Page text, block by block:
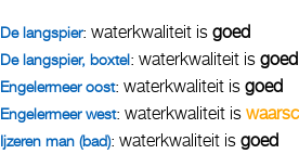
De langspier: waterkwaliteit is goed
De langspier, boxtel: waterkwaliteit is goed
Engelermeer oost: waterkwaliteit is goed
Engelermeer west: waterkwaliteit is
Ijzeren man (bad): waterkwaliteit is goed